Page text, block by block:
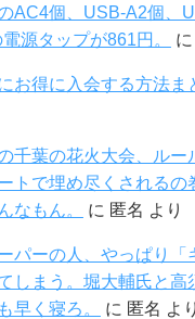
AC4個、USB-A2個、
源タップが861円。
に
お得に入会する方法ま
千葉の花火大会、ルー
トで埋め尽くされるの
なもん。
に 匿名 より
パーの人、やっぱり「
しまう。堀大輔氏と高
早く寝ろ。
に 匿名 より